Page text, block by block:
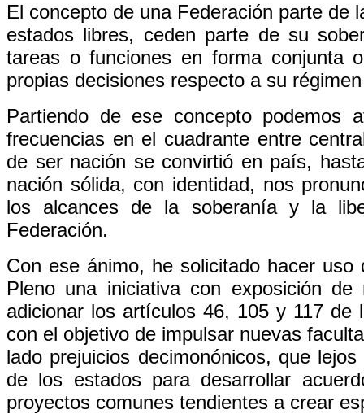
El concepto de una Federación parte de
estados libres, ceden parte de su
tareas o funciones en forma conjunta
propias decisiones respecto a su
Partiendo de ese concepto podemos
frecuencias en el cuadrante entre
de ser nación se convirtió en país,
nación sólida, con identidad, nos
los alcances de la soberanía y la
Federación.
Con ese ánimo, he solicitado hacer
Pleno una iniciativa con exposición
adicionar los artículos 46, 105 y 117 de
con el objetivo de impulsar nuevas
lado prejuicios decimonónicos, que
de los estados para desarrollar
proyectos comunes tendientes a crear